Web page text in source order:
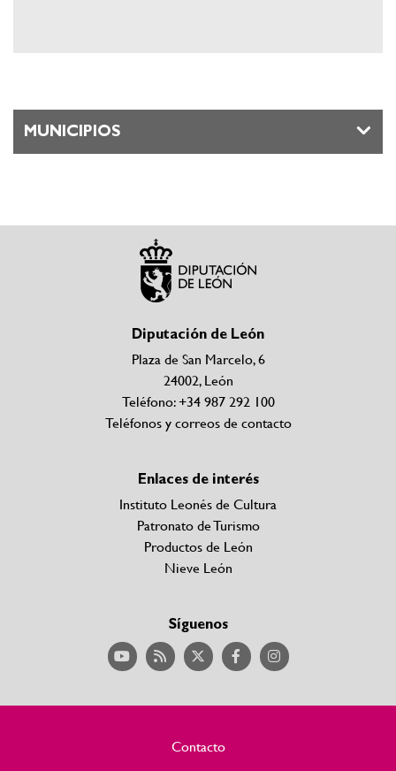
MUNICIPIOS
Diputación de León
Plaza de San Marcelo, 6
24002, León
Teléfono: +34 987 292 100
Teléfonos y correos de contacto
Enlaces de interés
Instituto Leonés de Cultura
Patronato de Turismo
Productos de León
Nieve León
Síguenos
Contacto